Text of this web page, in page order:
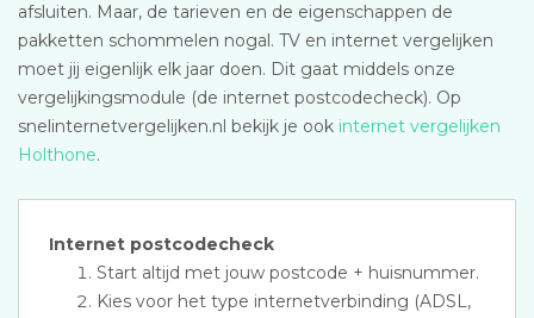
afsluiten. Maar, de tarieven en de eigenschappen de
pakketten schommelen nogal. TV en internet vergelijken
moet jij eigenlijk elk jaar doen. Dit gaat middels onze
vergelijkingsmodule (de internet postcodecheck). Op
snelinternetvergelijken.nl bekijk je ook internet vergelijken
Holthone.
Internet postcodecheck
Start altijd met jouw postcode + huisnummer.
Kies voor het type internetverbinding (ADSL,